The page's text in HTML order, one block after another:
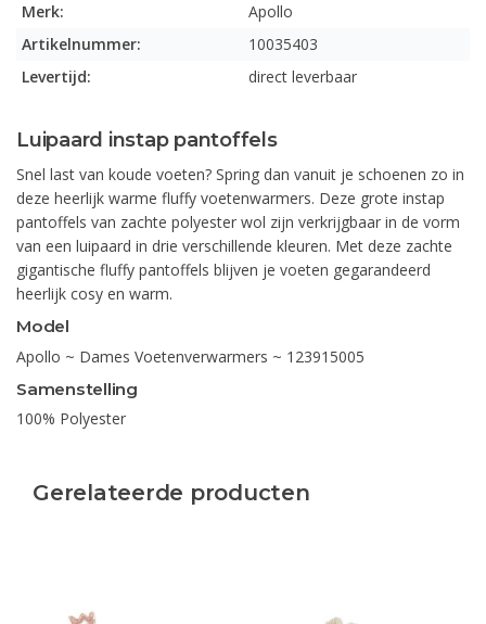
Merk:
Apollo
Artikelnummer:
10035403
Levertijd:
direct leverbaar
Luipaard instap pantoffels
Snel last van koude voeten? Spring dan vanuit je schoenen zo in
deze heerlijk warme fluffy voetenwarmers. Deze grote instap
pantoffels van zachte polyester wol zijn verkrijgbaar in de vorm
van een luipaard in drie verschillende kleuren. Met deze zachte
gigantische fluffy pantoffels blijven je voeten gegarandeerd
heerlijk cosy en warm.
Model
Apollo ~ Dames Voetenverwarmers ~ 123915005
Samenstelling
100% Polyester
Gerelateerde producten